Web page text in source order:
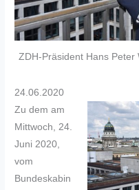
ZDH-Präsident Hans Peter
24.06.2020
Zu dem am
Mittwoch, 24.
Juni 2020,
vom
Bundeskabin